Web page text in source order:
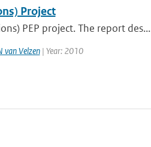
Project
PEP project. The report des...
van Velzen| Year: 2010